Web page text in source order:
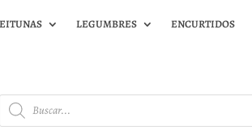
LEGUMBRES ENCURTIDOS
Búsqueda
de
productos